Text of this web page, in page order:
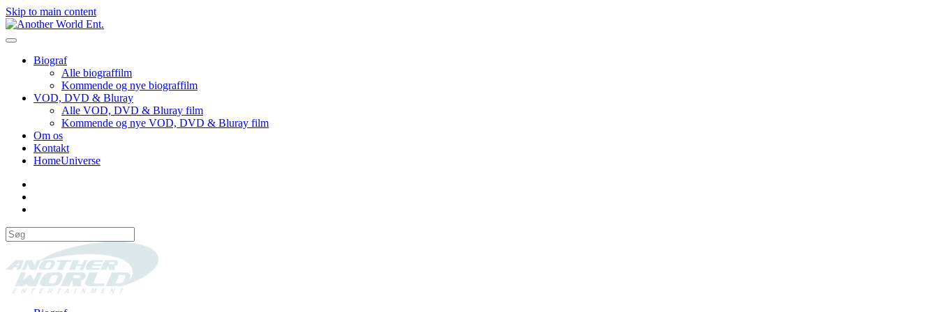
Skip to main content
Biograf
Alle biograffilm
Kommende og nye biograffilm
VOD, DVD & Bluray
Alle VOD, DVD & Bluray film
Kommende og nye VOD, DVD & Bluray film
Om os
Kontakt
HomeUniverse